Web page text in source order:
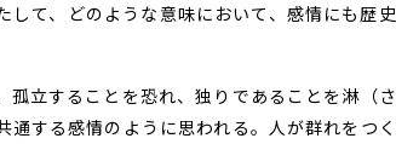
して、どのような意味において、感情にも歴
立することを恐れ、独りであることを淋（
通する感情のように思われる。人が群れをつ